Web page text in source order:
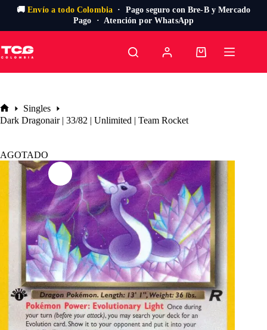
🚚Envío a todo Colombia · Pago seguro con Bre-B y Mercado
Pago · Atención por WhatsApp
al
contenido
Carro
Inicio
Singles
Dark Dragonair | 33/82 | Unlimited | Team Rocket
AGOTADO